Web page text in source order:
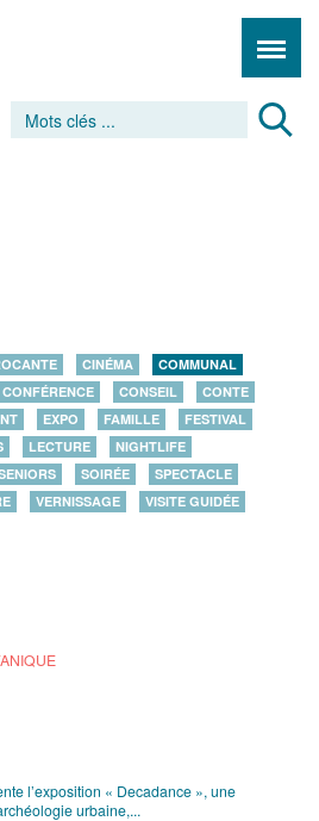
CINÉMA
COMMUNAL
CONFÉRENCE CONSEIL
CONTE
EXPO FAMILLE
FESTIVAL
LECTURE
NIGHTLIFE
SOIRÉE
SPECTACLE
VERNISSAGE VISITE GUIDÉE
l’exposition « Decadance », une
urbaine,...